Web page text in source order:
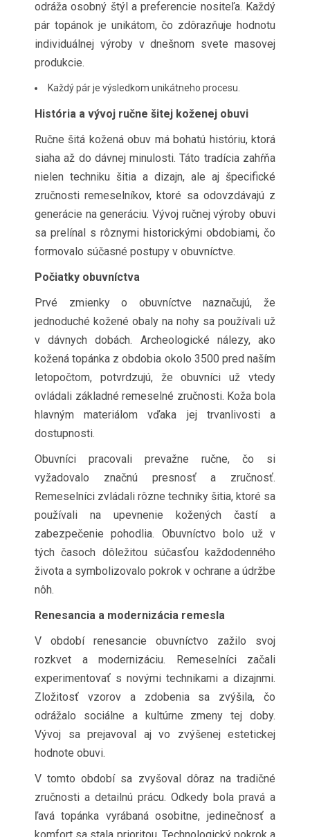
odráža osobný štýl a preferencie nositeľa. Každý
pár topánok je unikátom, čo zdôrazňuje hodnotu
individuálnej výroby v dnešnom svete masovej
produkcie.
Každý pár je výsledkom unikátneho procesu.
História a vývoj ručne šitej koženej obuvi
Ručne šitá kožená obuv má bohatú históriu, ktorá
siaha až do dávnej minulosti. Táto tradícia zahŕňa
nielen techniku šitia a dizajn, ale aj špecifické
zručnosti remeselníkov, ktoré sa odovzdávajú z
generácie na generáciu. Vývoj ručnej výroby obuvi
sa prelínal s rôznymi historickými obdobiami, čo
formovalo súčasné postupy v obuvníctve.
Počiatky obuvníctva
Prvé zmienky o obuvníctve naznačujú, že
jednoduché kožené obaly na nohy sa používali už
v dávnych dobách. Archeologické nálezy, ako
kožená topánka z obdobia okolo 3500 pred naším
letopočtom, potvrdzujú, že obuvníci už vtedy
ovládali základné remeselné zručnosti. Koža bola
hlavným materiálom vďaka jej trvanlivosti a
dostupnosti.
Obuvníci pracovali prevažne ručne, čo si
vyžadovalo značnú presnosť a zručnosť.
Remeselníci zvládali rôzne techniky šitia, ktoré sa
používali na upevnenie kožených častí a
zabezpečenie pohodlia. Obuvníctvo bolo už v
tých časoch dôležitou súčasťou každodenného
života a symbolizovalo pokrok v ochrane a údržbe
nôh.
Renesancia a modernizácia remesla
V období renesancie obuvníctvo zažilo svoj
rozkvet a modernizáciu. Remeselníci začali
experimentovať s novými technikami a dizajnmi.
Zložitosť vzorov a zdobenia sa zvýšila, čo
odrážalo sociálne a kultúrne zmeny tej doby.
Vývoj sa prejavoval aj vo zvýšenej estetickej
hodnote obuvi.
V tomto období sa zvyšoval dôraz na tradičné
zručnosti a detailnú prácu. Odkedy bola pravá a
ľavá topánka vyrábaná osobitne, jedinečnosť a